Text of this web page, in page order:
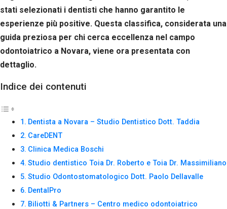
stati selezionati i dentisti che hanno garantito le
esperienze più positive. Questa classifica, considerata una
guida preziosa per chi cerca eccellenza nel campo
odontoiatrico a Novara, viene ora presentata con
dettaglio.
Indice dei contenuti
Dentista a Novara – Studio Dentistico Dott. Taddia
CareDENT
Clinica Medica Boschi
Studio dentistico Toia Dr. Roberto e Toia Dr. Massimiliano
Studio Odontostomatologico Dott. Paolo Dellavalle
DentalPro
Biliotti & Partners – Centro medico odontoiatrico
cookie,
alcune
funzioni del
sito non
saranno
disponibili.
tuo
comportamento
nostro sito,
aumenti le
possibilità di
e offerte
personalizzati.